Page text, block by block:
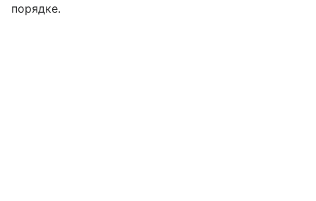
порядке.